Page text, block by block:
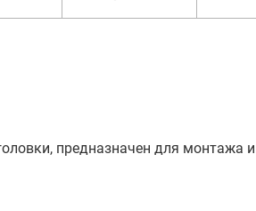
предназначен для монтажа и